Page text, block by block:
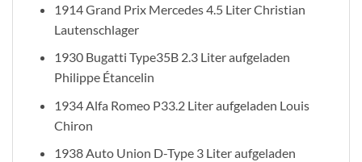
1914 Grand Prix Mercedes 4.5 Liter Christian
Lautenschlager
1930 Bugatti Type35B 2.3 Liter aufgeladen
Philippe Étancelin
1934 Alfa Romeo P33.2 Liter aufgeladen Louis
Chiron
1938 Auto Union D-Type 3 Liter aufgeladen